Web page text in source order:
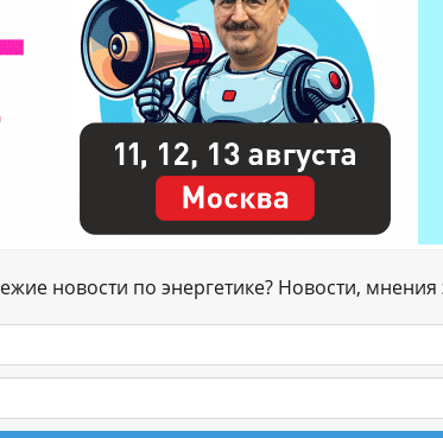
новости по энергетике? Новости,